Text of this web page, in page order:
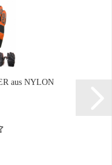
aus NYLON